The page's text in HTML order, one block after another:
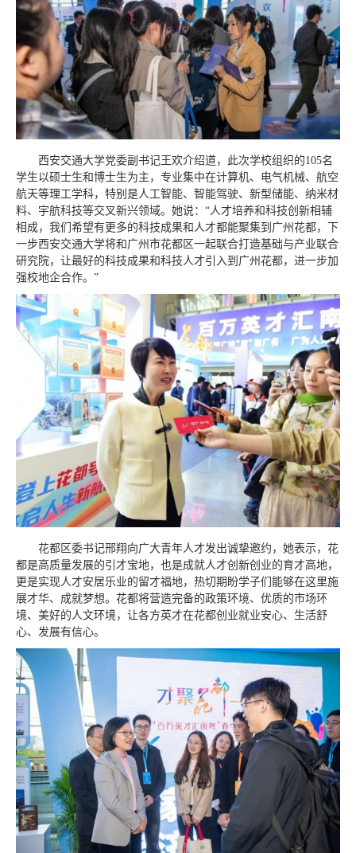
西安交通大学党委副书记王欢介绍道，此次学校组织的105名
学生以硕士生和博士生为主，专业集中在计算机、电气机械、航空
航天等理工学科，特别是人工智能、智能驾驶、新型储能、纳米材
料、宇航科技等交叉新兴领域。她说：“人才培养和科技创新相辅
相成，我们希望有更多的科技成果和人才都能聚集到广州花都，下
一步西安交通大学将和广州市花都区一起联合打造基础与产业联合
研究院，让最好的科技成果和科技人才引入到广州花都，进一步加
强校地企合作。”
花都区委书记邢翔向广大青年人才发出诚挚邀约，她表示，花
都是高质量发展的引才宝地，也是成就人才创新创业的育才高地，
更是实现人才安居乐业的留才福地，热切期盼学子们能够在这里施
展才华、成就梦想。花都将营造完备的政策环境、优质的市场环
境、美好的人文环境，让各方英才在花都创业就业安心、生活舒
心、发展有信心。